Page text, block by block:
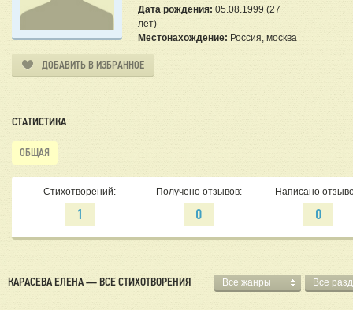
Дата рождения: 05.08.1999 (27
лет)
Местонахождение: Россия, москва
ДОБАВИТЬ В ИЗБРАННОЕ
СТАТИСТИКА
ОБЩАЯ
Стихотворений:
1
Получено отзывов:
0
Написано
0
КАРАСЕВА ЕЛЕНА — ВСЕ СТИХОТВОРЕНИЯ Все жанры Все